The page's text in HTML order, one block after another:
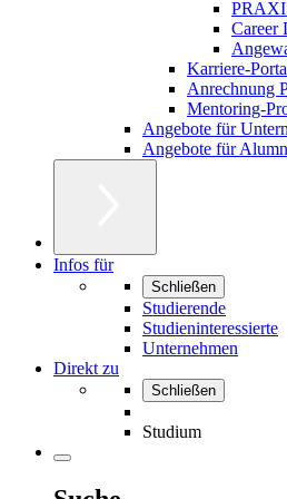
Career
Karriere-
Anrechnung
Mentoring-
Angebote für
Angebote für
Infos für
Schließen
Studierende
Studieninteressierte
Unternehmen
Direkt zu
Schließen
Studium